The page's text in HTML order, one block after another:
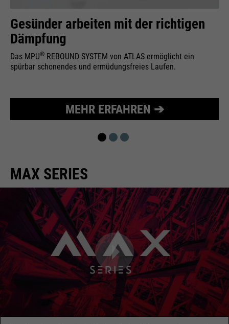
Zweck
Wird zur Begrenzung der Request-
Rate verwendet.
Name
_fbp
Anbieter
Facebook
Laufzeit
24 Monate
Wird für das Facebook Pixel
Gesünder arbeiten mit der richtigen
Dämpfung
Das MPU® REBOUND SYSTEM von ATLAS ermöglicht ein
spürbar schonendes und ermüdungsfreies Laufen.
MEHR ERFAHREN ➔
MAX SERIES